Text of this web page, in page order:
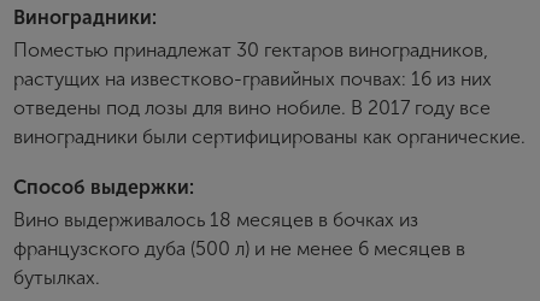
Виноградники:
Поместью принадлежат 30 гектаров виноградников,
растущих на известково-гравийных почвах: 16 из них
отведены под лозы для вино нобиле. В 2017 году все
виноградники были сертифицированы как органические.
Способ выдержки:
Вино выдерживалось 18 месяцев в бочках из
французского дуба (500 л) и не менее 6 месяцев в
бутылках.
Имя
E-mail
Пароль